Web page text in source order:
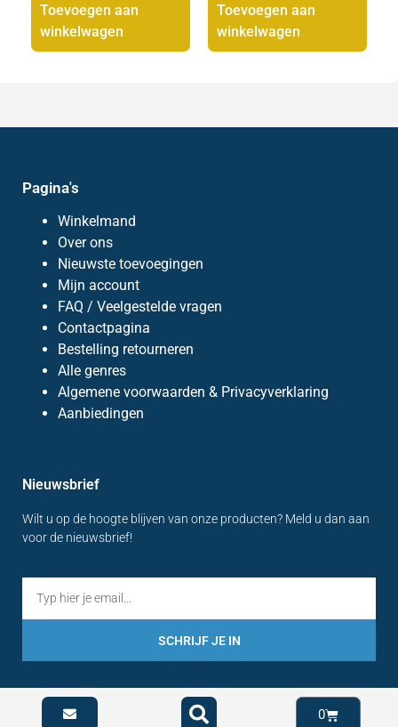
Toevoegen aan
winkelwagen
Toevoegen aan
winkelwagen
Pagina's
Winkelmand
Over ons
Nieuwste toevoegingen
Mijn account
FAQ / Veelgestelde vragen
Contactpagina
Bestelling retourneren
Alle genres
Algemene voorwaarden & Privacyverklaring
Aanbiedingen
Nieuwsbrief
Wilt u op de hoogte blijven van onze producten? Meld u dan aan
voor de nieuwsbrief!
SCHRIJF JE IN
0